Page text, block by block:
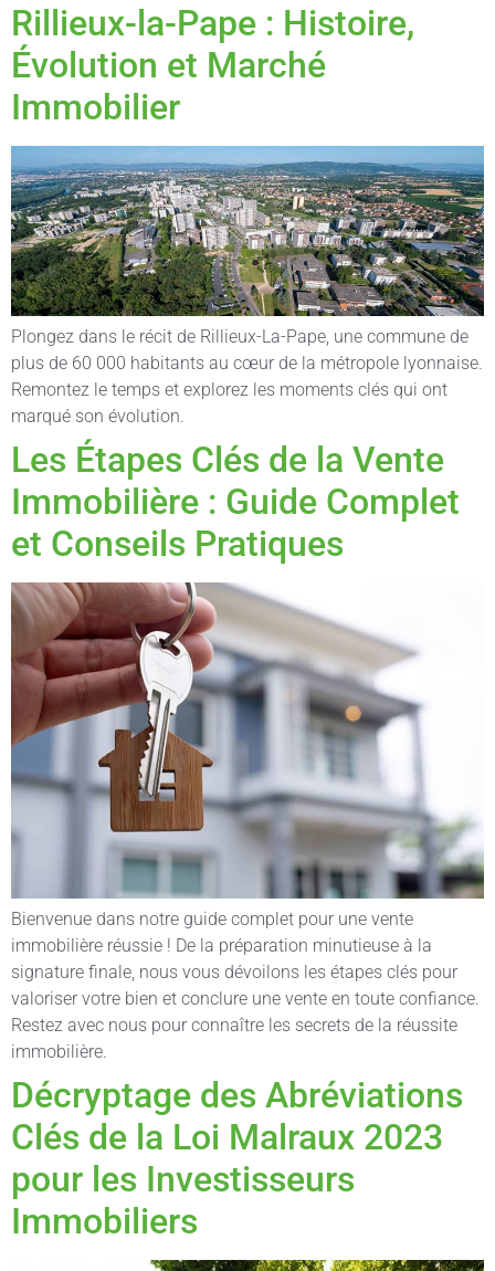
Rillieux-la-Pape : Histoire,
Évolution et Marché
Immobilier
Plongez dans le récit de Rillieux-La-Pape, une commune de
plus de 60 000 habitants au cœur de la métropole lyonnaise.
Remontez le temps et explorez les moments clés qui ont
marqué son évolution.
Les Étapes Clés de la Vente
Immobilière : Guide Complet
et Conseils Pratiques
Bienvenue dans notre guide complet pour une vente
immobilière réussie ! De la préparation minutieuse à la
signature finale, nous vous dévoilons les étapes clés pour
valoriser votre bien et conclure une vente en toute confiance.
Restez avec nous pour connaître les secrets de la réussite
immobilière.
Décryptage des Abréviations
Clés de la Loi Malraux 2023
pour les Investisseurs
Immobiliers